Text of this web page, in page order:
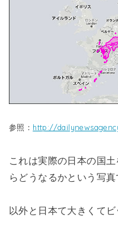
参照： http://
これは実際の日本の国
らどうなるかという写真
以外と日本て大きくて